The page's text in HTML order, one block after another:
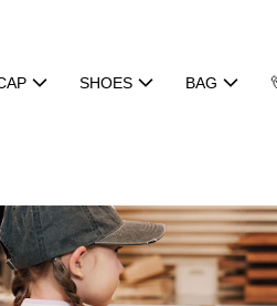
SHOES BAG